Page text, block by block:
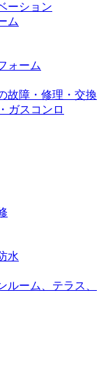
ーション
ム
ォーム
故障・修理・交換
ガスコンロ
水
ルーム、テラス、